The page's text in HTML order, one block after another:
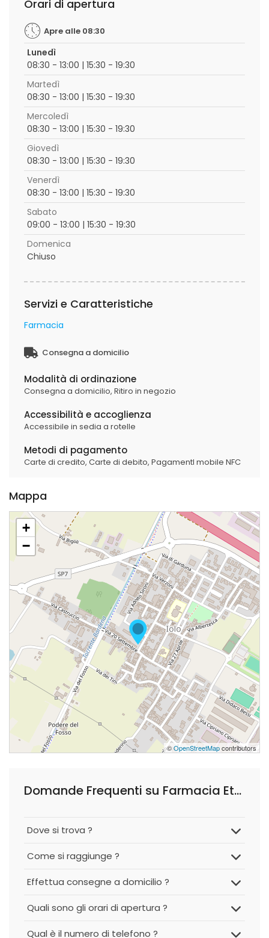
Orari di apertura
Apre alle 08:30
Lunedì
08:30 - 13:00 | 15:30 - 19:30
Martedì
08:30 - 13:00 | 15:30 - 19:30
Mercoledì
08:30 - 13:00 | 15:30 - 19:30
Giovedì
08:30 - 13:00 | 15:30 - 19:30
Venerdì
08:30 - 13:00 | 15:30 - 19:30
Sabato
09:00 - 13:00 | 15:30 - 19:30
Domenica
Chiuso
Servizi e Caratteristiche
Farmacia
Consegna a domicilio
Modalità di ordinazione
Consegna a domicilio, Ritiro in negozio
Accessibilità e accoglienza
Accessibile in sedia a rotelle
Metodi di pagamento
Carte di credito, Carte di debito, PagamentI mobile NFC
Mappa
+
−
©OpenStreetMapcontributors
Domande Frequenti su Farmacia Etrusca - Iolo
Dove si trova ?
Come si raggiunge ?
Effettua consegne a domicilio ?
Quali sono gli orari di apertura ?
Qual è il numero di telefono ?